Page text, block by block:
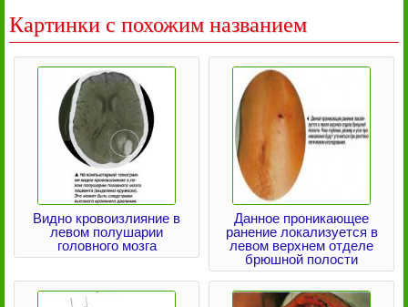
Картинки с похожим названием
Видно кровоизлияние в
левом полушарии
головного мозга
Данное проникающее
ранение локализуется в
левом верхнем отделе
брюшной полости